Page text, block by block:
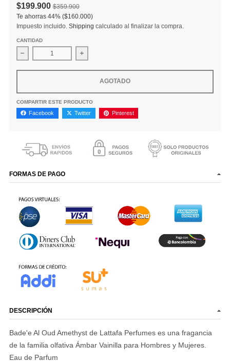
$199.900$359.900
Te ahorras 44% ($160.000)
Impuesto incluido. Shipping calculado al finalizar la compra.
CANTIDAD
Disminuir cantidad para Perfume Lattafa Amethyst Bade&#39;e
Aumentar la cantidad para Perfume Lattafa
AGOTADO
COMPARTIR ESTE PRODUCTO
Facebook Twitter Pinterest
FORMAS DE PAGO
DESCRIPCIÓN
Bade'e Al Oud Amethystde Lattafa Perfumeses una fragancia
de la familia olfativa Ámbar Vainilla para Hombres y Mujeres.
Eau de Parfum